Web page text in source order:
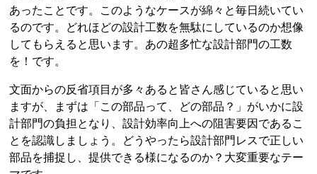
あったことです。このようなケースが綿々と毎日続いてい
るのです。どれほどの設計工数を無駄にしているのか想像
してもらえると思います。あの超多忙な設計部門の工数
を！です。
文面からの反省項目が多々あると皆さん感じていると思い
ますが、まずは「この部品って、どの部品？」がいかに設
計部門の負担となり、設計効率向上への阻害要因であるこ
とを認識しましょう。どうやったら設計部門レスで正しい
部品を捕捉し、提供できる様になるのか？大変重要なテー